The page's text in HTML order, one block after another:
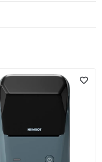
kolaylık sağlar.
taşımanızı ve
iş temposunda